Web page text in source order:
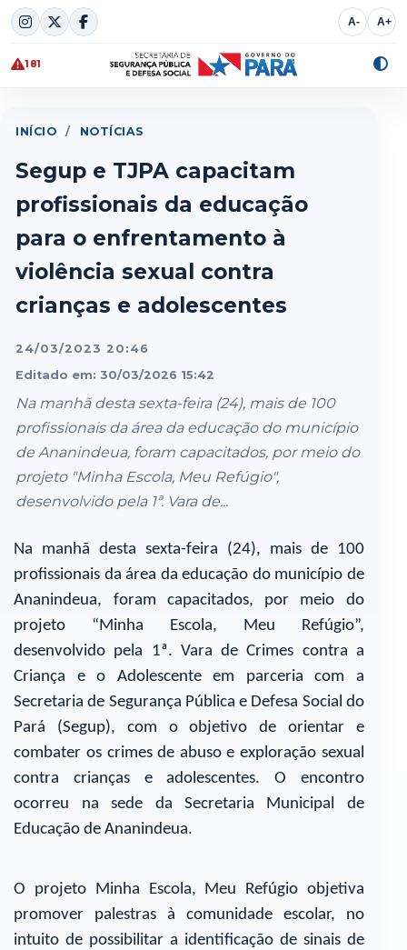
Skip
to
content
A- A+
181
INÍCIO / NOTÍCIAS
Segup e TJPA capacitam
profissionais da educação
para o enfrentamento à
violência sexual contra
crianças e adolescentes
24/03/2023 20:46
Editado em: 30/03/2026 15:42
Na manhã desta sexta-feira (24), mais de 100
profissionais da área da educação do município
de Ananindeua, foram capacitados, por meio do
projeto "Minha Escola, Meu Refúgio",
desenvolvido pela 1ª. Vara de...
Na manhã desta sexta-feira (24), mais de 100
profissionais da área da educação do município de
Ananindeua, foram capacitados, por meio do
projeto “Minha Escola, Meu Refúgio”,
desenvolvido pela 1ª. Vara de Crimes contra a
Criança e o Adolescente em parceria com a
Secretaria de Segurança Pública e Defesa Social do
Pará (Segup), com o objetivo de orientar e
combater os crimes de abuso e exploração sexual
contra crianças e adolescentes. O encontro
ocorreu na sede da Secretaria Municipal de
Educação de Ananindeua.
O projeto Minha Escola, Meu Refúgio objetiva
promover palestras à comunidade escolar, no
intuito de possibilitar a identificação de sinais de